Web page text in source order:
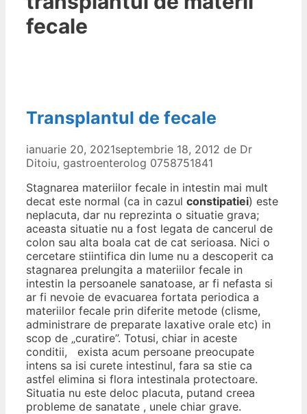
fecale
Transplantul de fecale
ianuarie 20, 2021septembrie 18, 2012 de Dr
Ditoiu, gastroenterolog 0758751841
Stagnarea materiilor fecale in intestin mai mult
decat este normal (ca in cazul constipatiei) este
neplacuta, dar nu reprezinta o situatie grava;
aceasta situatie nu a fost legata de cancerul de
colon sau alta boala cat de cat serioasa. Nici o
cercetare stiintifica din lume nu a descoperit ca
stagnarea prelungita a materiilor fecale in
intestin la persoanele sanatoase, ar fi nefasta si
ar fi nevoie de evacuarea fortata periodica a
materiilor fecale prin diferite metode (clisme,
administrare de preparate laxative orale etc) in
scop de „curatire”. Totusi, chiar in aceste
conditii, exista acum persoane preocupate
intens sa isi curete intestinul, fara sa stie ca
astfel elimina si flora intestinala protectoare.
Situatia nu este deloc placuta, putand creea
probleme de sanatate , unele chiar grave.